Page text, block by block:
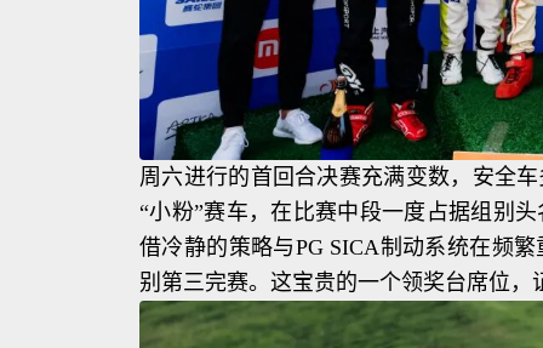
周六进行的首回合决赛充满变数，安全
“小粉”赛车，在比赛中段一度占据组别
借冷静的策略与PG SICA制动系统在频
别第三完赛。这宝贵的一个领奖台席位，